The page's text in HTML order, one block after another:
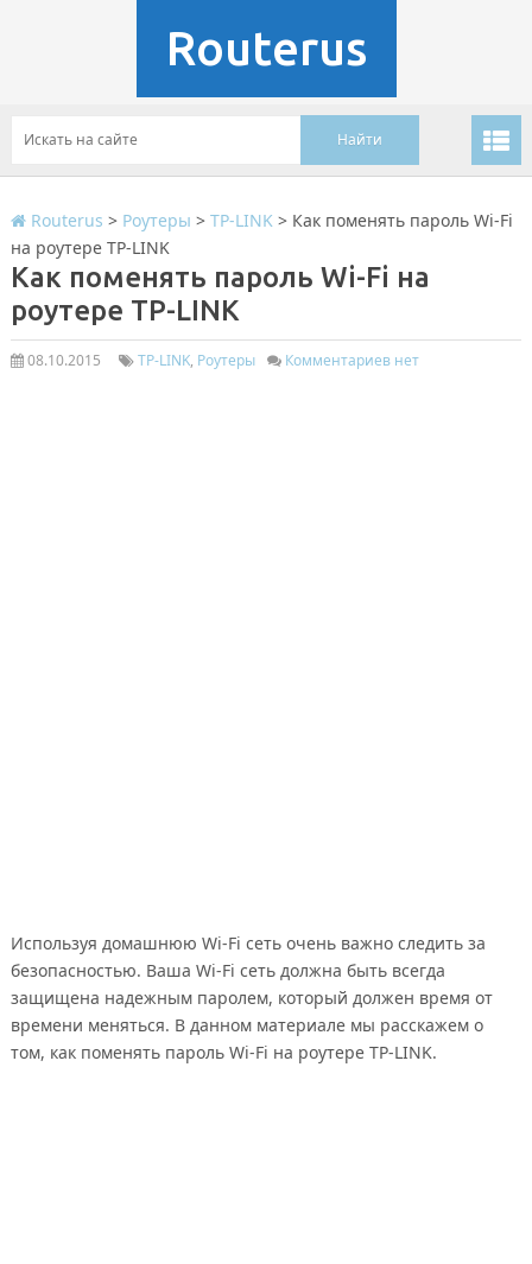
Routerus
Routerus > Роутеры > TP-LINK> Как поменять пароль Wi-Fi
на роутере TP-LINK
Как поменять пароль Wi-Fi на
роутере TP-LINK
08.10.2015 TP-LINK, Роутеры Комментариев нет
Используя домашнюю Wi-Fi сеть очень важно следить за
безопасностью. Ваша Wi-Fi сеть должна быть всегда
защищена надежным паролем, который должен время от
времени меняться. В данном материале мы расскажем о
том, как поменять пароль Wi-Fi на роутере TP-LINK.